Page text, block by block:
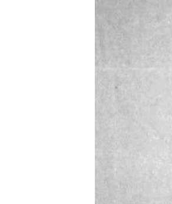
УКРАИНСКАЯ ПРОБЛЕМА КРЫМА